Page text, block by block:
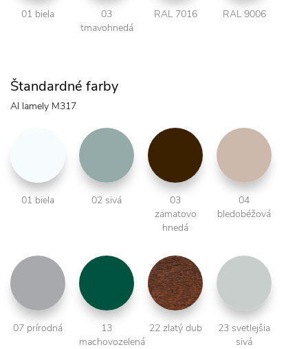
01 biela
03
tmavohnedá
RAL 7016 RAL 9006
Štandardné farby
Al lamely M317
01 biela 02 sivá
03
zamatovo
hnedá
04
bledobéžová
07 prírodná
13
machovozelená
22 zlatý dub
23 svetlejšia
sivá